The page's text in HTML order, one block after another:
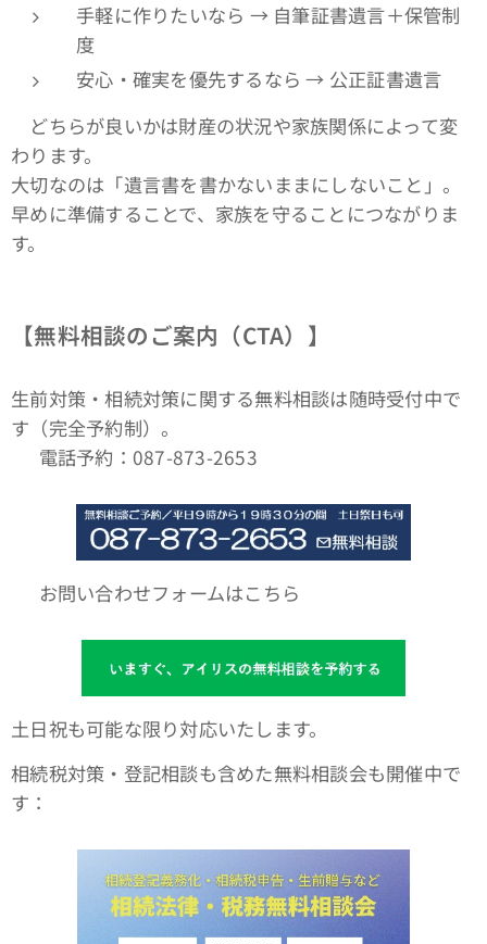
手軽に作りたいなら → 自筆証書遺言＋保管制
度
安心・確実を優先するなら → 公正証書遺言
どちらが良いかは財産の状況や家族関係によって変
わります。
大切なのは「遺言書を書かないままにしないこと」。
早めに準備することで、家族を守ることにつながりま
す。
【無料相談のご案内（CTA）】
生前対策・相続対策に関する無料相談は随時受付中で
す（完全予約制）。
📞 電話予約：087-873-2653
🌐 お問い合わせフォームはこちら
土日祝も可能な限り対応いたします。
相続税対策・登記相談も含めた無料相談会も開催中で
す：